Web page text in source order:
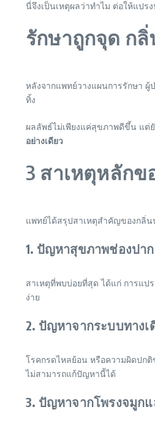
นี่จึงเป็นเหตุผลว่าทำไม ต่อให้แป
รักษาถูกจุด ก
หลังจากแพทย์วางแผนการรักษา ผู้
ทิ้ง
ผลลัพธ์ไม่เพียงแค่สุขภาพดีขึ้น แต่
อย่างเดียว
3 สาเหตุหลัก
แพทย์ได้สรุปสาเหตุสำคัญของกลิ่น
1. ปัญหาสุขภาพช่องปาก
สาเหตุที่พบบ่อยที่สุด ได้แก่ การแป
ง่าย
2. ปัญหาจากระบบทางเ
โรคกรดไหลย้อน หรือความผิดปกติ
ไม่สามารถแก้ปัญหานี้ได้
3. ปัญหาจากโพรงจมูก